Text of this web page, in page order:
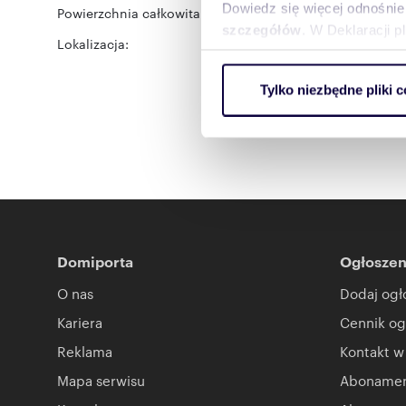
Dowiedz się więcej
szczegółów . W Deklaracji
ruch w naszej witrynie.
reklamowym i
uzyskanymi podczas
Tylko niezbędne pliki
Powierzchnia całkowita: 15,28 m 2
Lokalizacja:
Domiporta
O nas
Kariera
Reklama
Mapa serwisu
Dodaj
Cennik
Kontakt